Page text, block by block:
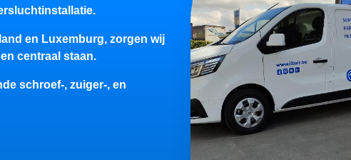
en Luxemburg, zorgen wij
centraal staan.
schroef-, zuiger-, en